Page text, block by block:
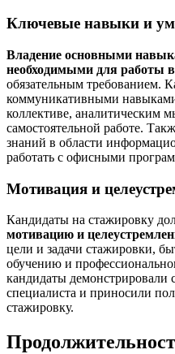
Ключевые навыки и
Владение основными
необходимыми для работы
обязательным требованием.
коммуникативными
коллективе, аналитическим
самостоятельной работе.
знаний в области
работать с офисными
Мотивация и
Кандидаты на стажировку
мотивацию и
цели и задачи стажировки,
обучению и
кандидаты демонстрировали
специалиста и приносили
стажировку.